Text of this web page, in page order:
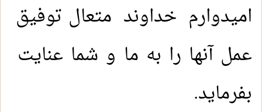
امیدوارم خداوند متعال توفیق
عمل آنها را به ما و شما عنایت
بفرماید.